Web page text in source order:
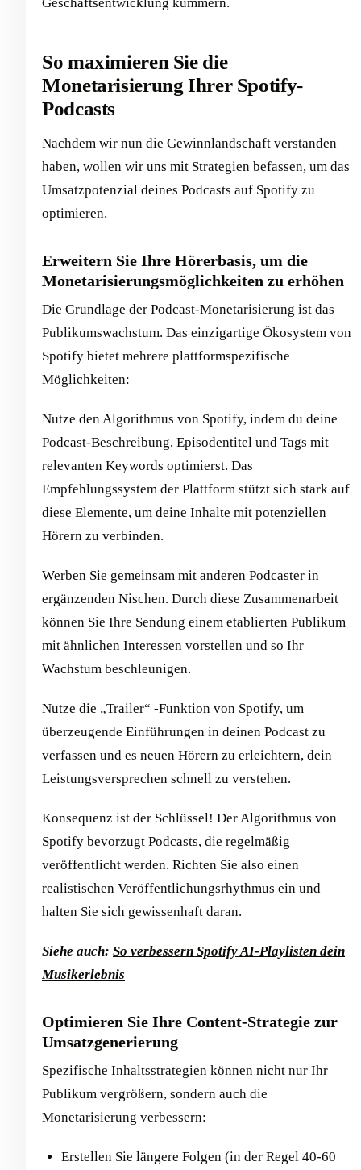
Geschäftsentwicklung kümmern.
So maximieren Sie die
Monetarisierung Ihrer Spotify-
Podcasts
Nachdem wir nun die Gewinnlandschaft verstanden
haben, wollen wir uns mit Strategien befassen, um das
Umsatzpotenzial deines Podcasts auf Spotify zu
optimieren.
Erweitern Sie Ihre Hörerbasis, um die
Monetarisierungsmöglichkeiten zu erhöhen
Die Grundlage der Podcast-Monetarisierung ist das
Publikumswachstum. Das einzigartige Ökosystem von
Spotify bietet mehrere plattformspezifische
Möglichkeiten:
Nutze den Algorithmus von Spotify, indem du deine
Podcast-Beschreibung, Episodentitel und Tags mit
relevanten Keywords optimierst. Das
Empfehlungssystem der Plattform stützt sich stark auf
diese Elemente, um deine Inhalte mit potenziellen
Hörern zu verbinden.
Werben Sie gemeinsam mit anderen Podcaster in
ergänzenden Nischen. Durch diese Zusammenarbeit
können Sie Ihre Sendung einem etablierten Publikum
mit ähnlichen Interessen vorstellen und so Ihr
Wachstum beschleunigen.
Nutze die „Trailer“ -Funktion von Spotify, um
überzeugende Einführungen in deinen Podcast zu
verfassen und es neuen Hörern zu erleichtern, dein
Leistungsversprechen schnell zu verstehen.
Konsequenz ist der Schlüssel! Der Algorithmus von
Spotify bevorzugt Podcasts, die regelmäßig
veröffentlicht werden. Richten Sie also einen
realistischen Veröffentlichungsrhythmus ein und
halten Sie sich gewissenhaft daran.
Siehe auch: So verbessern Spotify AI-Playlisten dein
Musikerlebnis
Optimieren Sie Ihre Content-Strategie zur
Umsatzgenerierung
Spezifische Inhaltsstrategien können nicht nur Ihr
Publikum vergrößern, sondern auch die
Monetarisierung verbessern:
Erstellen Sie längere Folgen (in der Regel 40-60